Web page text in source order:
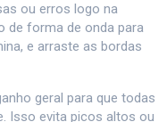
ou erros logo na
de forma de onda para
e arraste as bordas
geral para que todas
Isso evita picos altos ou